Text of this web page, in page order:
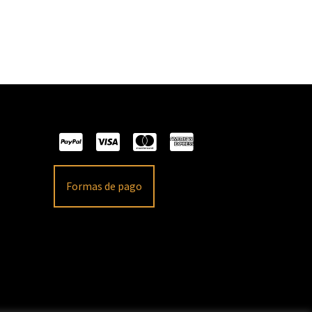
Formas de pago